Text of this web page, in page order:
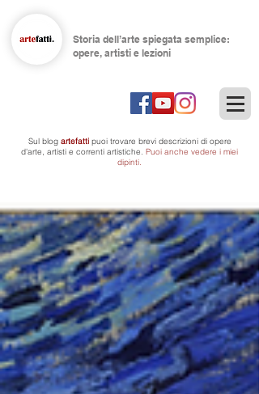
Storia dell’arte spiegata semplice:
opere, artisti e lezioni
Sul blog artefattipuoi trovare brevi descrizioni di opere
d'arte, artisti e correnti artistiche. Puoi anche vedere i miei
dipinti.